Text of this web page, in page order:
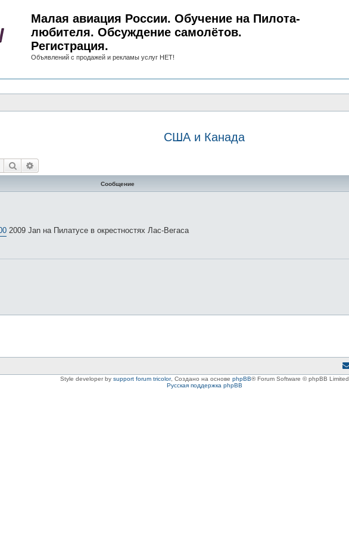
Малая авиация России. Обучение на Пилота-
любителя. Обсуждение самолётов.
Регистрация.
Объявлений с продажей и рекламы услуг НЕТ!
США и Канада
Поиск
Сообщение
2009 Jan на Пилатусе в окрестностях Лас-Вегаса
Style developer by support forum tricolor, Создано на основе phpBB® Forum Software © phpBB Limited
Русская поддержка phpBB